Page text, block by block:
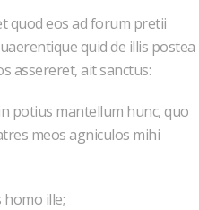
quod eos ad forum pretii
quid de illis postea
assereret, ait sanctus:
potius mantellum hunc, quo
meos agniculos mihi
ille;